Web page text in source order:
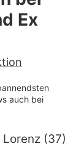
Ex
auch bei
Lorenz (37)